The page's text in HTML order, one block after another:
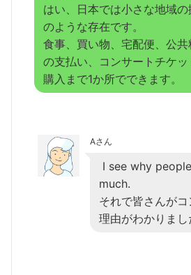
はい、日本では小さな地域の
のような存在です。
食事、買い物、宅配便、公共
の支払い、コンサートチケッ
購入まで1か所でできます。
Aさん
I see why
much.
それで皆さんが
理由がわかりまし